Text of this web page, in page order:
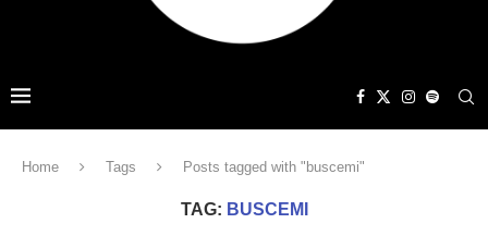
Home Tags Posts tagged with "buscemi"
TAG: BUSCEMI